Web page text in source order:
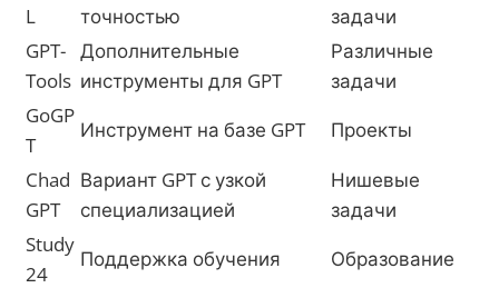
L
точностью
задачи
GPT-
Tools
Дополнительные
инструменты для GPT
Различные
задачи
GoGP
T
Инструмент на базе GPT
Проекты
Chad
GPT
Вариант GPT с узкой
специализацией
Нишевые
задачи
Study
24
Поддержка обучения
Образование